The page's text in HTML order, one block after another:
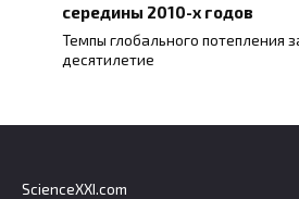
середины 2010-х годов
Темпы глобального потепления
десятилетие
ScienceXXI.com